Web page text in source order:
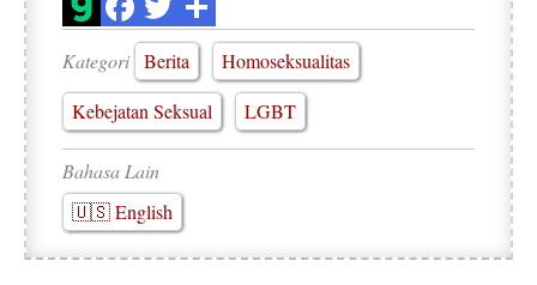
Kategori Berita
Homoseksualitas
Kebejatan Seksual
LGBT
Bahasa Lain
🇺🇸 English